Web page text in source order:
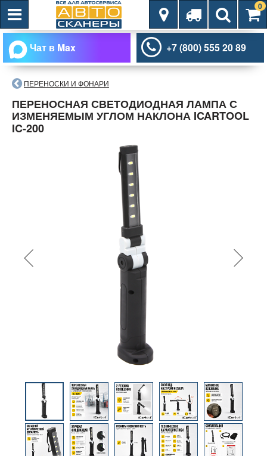
0
Чат в Max +7 (800) 555 20 89
ПЕРЕНОСКИ И ФОНАРИ
ПЕРЕНОСНАЯ СВЕТОДИОДНАЯ ЛАМПА С
ИЗМЕНЯЕМЫМ УГЛОМ НАКЛОНА ICARTOOL
IC-200